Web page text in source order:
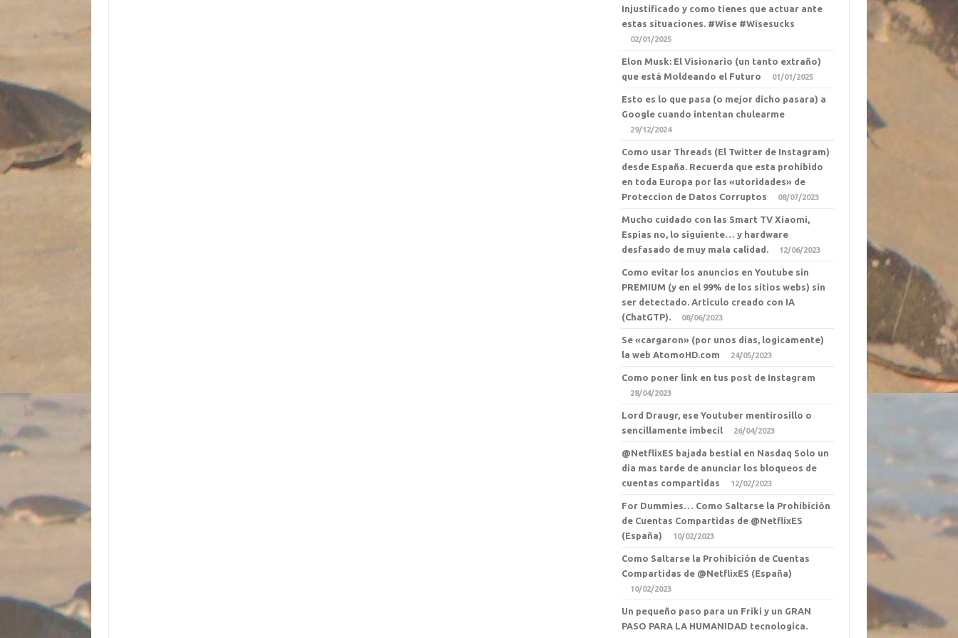
Injustificado y como tienes que actuar ante
estas situaciones. #Wise #Wisesucks
02/01/2025
Elon Musk: El Visionario (un tanto extraño)
que está Moldeando el Futuro
01/01/2025
Esto es lo que pasa (o mejor dicho pasara) a
Google cuando intentan chulearme
29/12/2024
Como usar Threads (El Twitter de Instagram)
desde España. Recuerda que esta prohibido
en toda Europa por las «utoridades» de
Proteccion de Datos Corruptos
08/07/2023
Mucho cuidado con las Smart TV Xiaomi,
Espias no, lo siguiente… y hardware
desfasado de muy mala calidad.
12/06/2023
Como evitar los anuncios en Youtube sin
PREMIUM (y en el 99% de los sitios webs) sin
ser detectado. Articulo creado con IA
(ChatGTP).
08/06/2023
Se «cargaron» (por unos dias, logicamente)
la web AtomoHD.com
24/05/2023
Como poner link en tus post de Instagram
28/04/2023
Lord Draugr, ese Youtuber mentirosillo o
sencillamente imbecil
26/04/2023
@NetflixES bajada bestial en Nasdaq Solo un
dia mas tarde de anunciar los bloqueos de
cuentas compartidas
12/02/2023
For Dummies… Como Saltarse la Prohibición
de Cuentas Compartidas de @NetflixES
(España)
10/02/2023
Como Saltarse la Prohibición de Cuentas
Compartidas de @NetflixES (España)
10/02/2023
Un pequeño paso para un Friki y un GRAN
PASO PARA LA HUMANIDAD tecnologica.